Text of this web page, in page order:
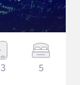
3 5